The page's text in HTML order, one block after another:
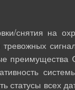
снятия на
тревожных
всех